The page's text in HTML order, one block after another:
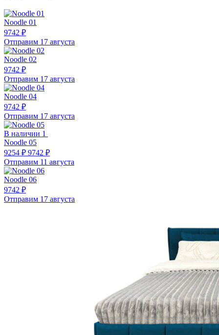
Noodle 01
9742 ₽
Отправим 17 августа
Noodle 02
9742 ₽
Отправим 17 августа
Noodle 04
9742 ₽
Отправим 17 августа
В наличии 1
Noodle 05
9254 ₽ 9742 ₽
Отправим 11 августа
Noodle 06
9742 ₽
Отправим 17 августа